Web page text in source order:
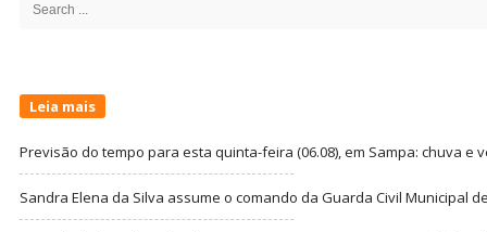
Leia mais
Previsão do tempo para esta quinta-feira (06.08), em Sampa: chuva e
Sandra Elena da Silva assume o comando da Guarda Civil Municipal